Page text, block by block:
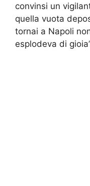
convinsi un
quella vuota
tornai a Napoli
esplodeva di